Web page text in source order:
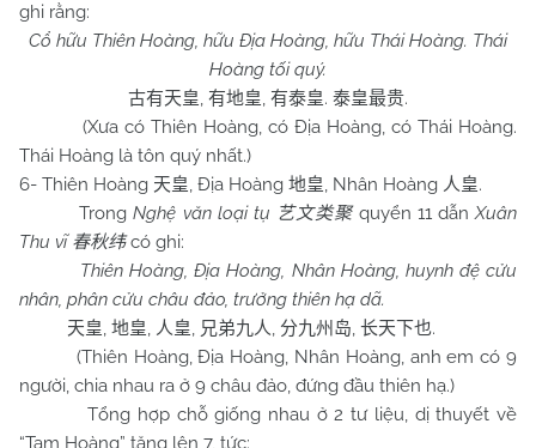
ghi rằng:
Cổ hữu Thiên Hoàng, hữu Địa Hoàng, hữu Thái Hoàng. Thái
Hoàng tối quý.
古有天皇, 有地皇, 有泰皇. 泰皇最贵.
(Xưa có Thiên Hoàng, có Địa Hoàng, có Thái Hoàng.
Thái Hoàng là tôn quý nhất.)
6- Thiên Hoàng 天皇, Địa Hoàng 地皇, Nhân Hoàng 人皇.
TrongNghệ văn loại tụ 艺文类聚quyển 11 dẫnXuân
Thu vĩ春秋纬có ghi:
Thiên Hoàng, Địa Hoàng, Nhân Hoàng, huynh đệ cửu
nhân, phân cửu châu đảo, trưởng thiên hạ dã.
天皇, 地皇, 人皇, 兄弟九人, 分九州岛, 长天下也.
(Thiên Hoàng, Địa Hoàng, Nhân Hoàng, anh em có 9
người, chia nhau ra ở 9 châu đảo, đứng đầu thiên hạ.)
Tổng hợp chỗ giống nhau ở 2 tư liệu, dị thuyết về
“Tam Hoàng” tăng lên 7, tức: